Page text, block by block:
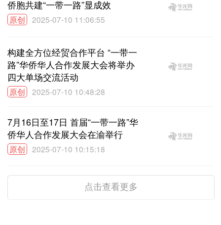
侨胞共建“一带一路”显成效
原创 2025-07-10 11:06:55
构建全方位经贸合作平台 “一带一
路”华侨华人合作发展大会将举办
四大单场交流活动
原创 2025-07-10 10:48:28
7月16日至17日 首届“一带一路”华
侨华人合作发展大会在渝举行
原创 2025-07-10 10:15:18
点击查看更多